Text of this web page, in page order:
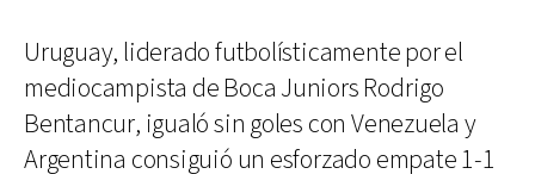
Uruguay, liderado futbolísticamente por el
mediocampista de Boca Juniors Rodrigo
Bentancur, igualó sin goles con Venezuela y
Argentina consiguió un esforzado empate 1-1